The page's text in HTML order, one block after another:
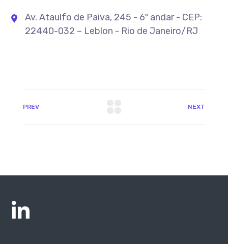
Av. Ataulfo de Paiva, 245 - 6º andar - CEP:
22440-032 – Leblon - Rio de Janeiro/RJ
PREV NEXT